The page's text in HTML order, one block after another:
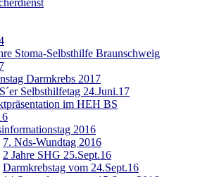
Stoma-Selbsthilfe Braunschweig
Darmkrebs 2017
Selbsthilfetag 24.Juni.17
im HEH BS
2016
7. Nds-Wundtag 2016
2 Jahre SHG 25.Sept.16
Darmkrebstag vom 24.Sept.16